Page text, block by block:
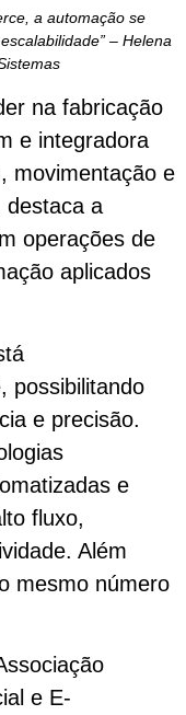
a automação se
– Helena
na fabricação
e integradora
movimentação e
destaca a
operações de
aplicados
possibilitando
e precisão.
e
fluxo,
Além
mesmo número
e E-